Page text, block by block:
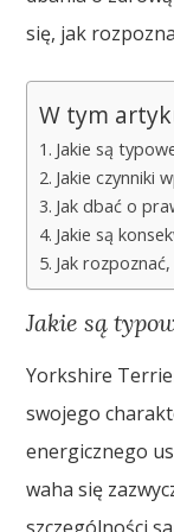
się, jak
W tym
Jakie są
Jakie czynniki
Jak dbać o
Jakie są
Jak
Jakie są
Yorkshire
swojego
energicznego
waha się